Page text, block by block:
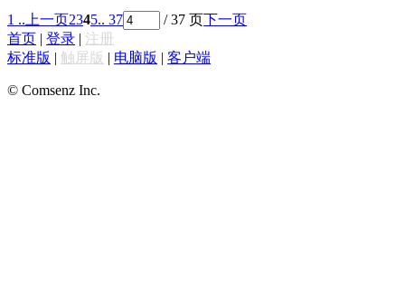
1 .. 上一页2345.. 37 / 37 页下一页
首页 | 登录 | 注册
标准版 | 触屏版 | 电脑版 | 客户端
© Comsenz Inc.